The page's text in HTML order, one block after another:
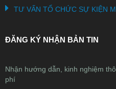
TƯ VẤN TỔ CHỨC SỰ KIỆN
ĐĂNG KÝ NHẬN BẢN TIN
Nhận hướng dẫn, kinh nghiệm
phí